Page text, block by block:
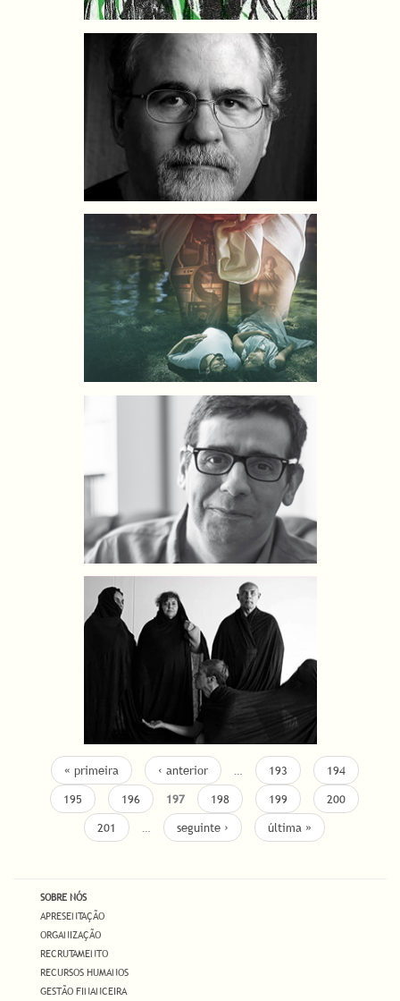
« primeira ‹ anterior … 193
194
195
196 197 198 199
200
201
… seguinte › última »
SOBRE NÓS
APRESENTAÇÃO
ORGANIZAÇÃO
RECRUTAMENTO
RECURSOS HUMANOS
GESTÃO FINANCEIRA